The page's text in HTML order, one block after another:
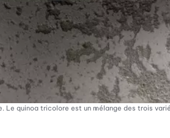
Le quinoa tricolore est un mélange des trois